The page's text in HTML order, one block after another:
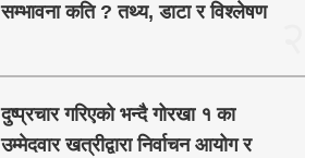
सम्भावना कति ? तथ्य, डाटा र विश्लेषण
दुष्प्रचार गरिएको भन्दै गोरखा १ का
उम्मेदवार खत्रीद्वारा निर्वाचन आयोग र